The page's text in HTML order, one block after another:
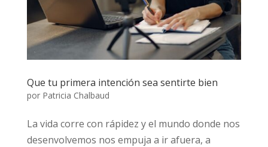
Que tu primera intención sea sentirte bien
por Patricia Chalbaud
La vida corre con rápidez y el mundo donde nos
desenvolvemos nos empuja a ir afuera, a